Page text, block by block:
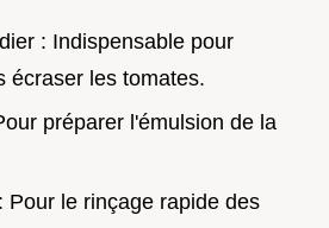
: Indispensable pour
écraser les tomates.
préparer l'émulsion de la
Pour le rinçage rapide des